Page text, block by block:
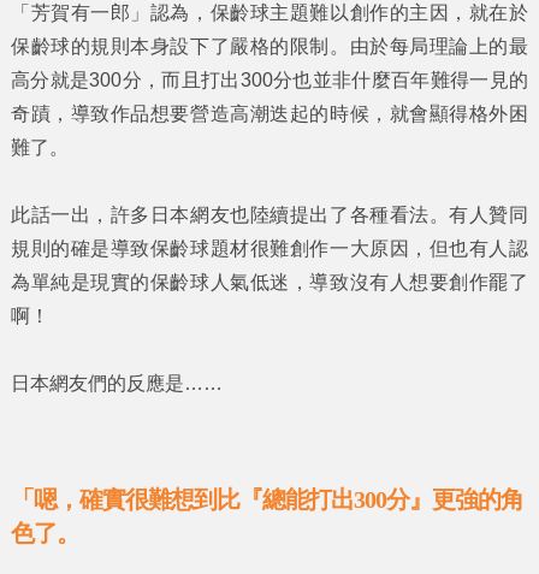
「芳賀有一郎」 認為，保齡球主題難以創作的主因，就在於
保齡球的規則本身設下了嚴格的限制。由於每局理論上的最
高分就是300分，而且打出300分也並非什麼百年難得一見的
奇蹟，導致作品想要營造高潮迭起的時候，就會顯得格外困
難了。
此話一出，許多日本網友也陸續提出了各種看法。有人贊同
規則的確是導致保齡球題材很難創作一大原因，但也有人認
為單純是現實的保齡球人氣低迷，導致沒有人想要創作罷了
啊！
日本網友們的反應是……
「嗯，確實很難想到比『總能打出300分』更強的角
色了。